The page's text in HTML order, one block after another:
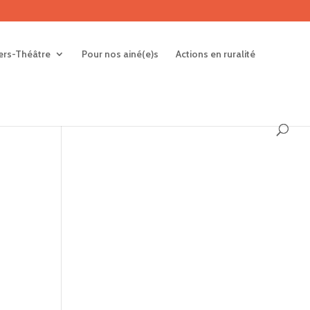
Théâtre Pour nos ainé(e)s Actions en ruralité